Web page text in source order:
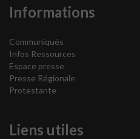
Informations
Communiqués
Infos Ressources
Espace presse
Presse Régionale
Protestante
Liens utiles